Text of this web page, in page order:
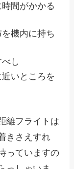
間がかかる
機内に持ち
し
いところを
離フライトは
きさえすれ
っていますの